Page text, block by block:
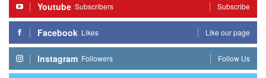
Youtube Subscribers Subscribe
Facebook Likes Like our page
Instagram Followers Follow Us